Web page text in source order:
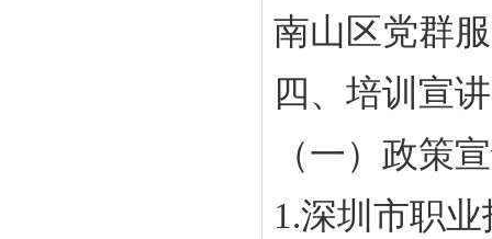
南山区党群
四、培训宣
（一）政策
1.深圳市职